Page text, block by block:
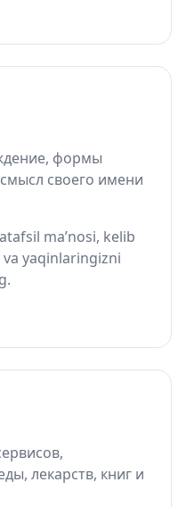
формы
своего имени
ma’nosi, kelib
va yaqinlaringizni
лекарств, книг и